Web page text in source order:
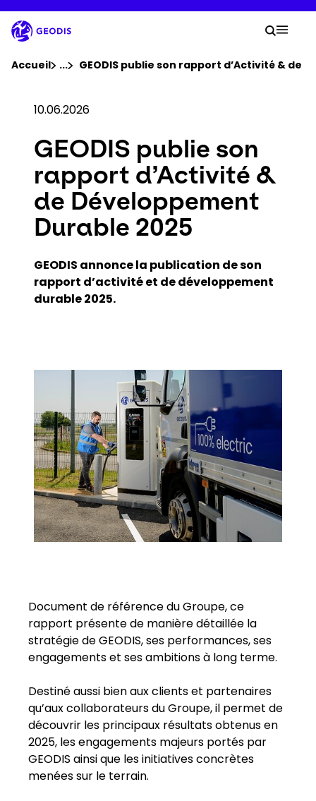
au
contenu
principal
Groupe
Newsroom
Carrière
Localisations
Suivre un envoi
Accueil ...Voir tous les éléments du fil d'ariane
GEODIS publie son rapport d’Activité & de
10.06.2026
GEODIS publie son
rapport d’Activité &
de Développement
Durable 2025
GEODIS annonce la publication de son
rapport d’activité et de développement
durable 2025.
Keepeek
Document de référence du Groupe, ce
rapport présente de manière détaillée la
stratégie de GEODIS, ses performances, ses
engagements et ses ambitions à long terme.
Destiné aussi bien aux clients et partenaires
qu’aux collaborateurs du Groupe, il permet de
découvrir les principaux résultats obtenus en
2025, les engagements majeurs portés par
GEODIS ainsi que les initiatives concrètes
menées sur le terrain.